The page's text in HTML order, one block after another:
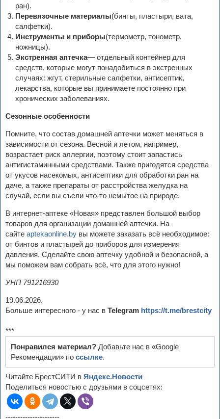
ран).
Перевязочные материалы(бинты, пластыри, вата,
салфетки).
Инструменты и приборы(термометр, тонометр,
ножницы).
Экстренная аптечка— отдельный контейнер для
средств, которые могут понадобиться в экстренных
случаях: жгут, стерильные салфетки, антисептик,
лекарства, которые вы принимаете постоянно при
хронических заболеваниях.
Сезонные особенности
Помните, что состав домашней аптечки может меняться в
зависимости от сезона. Весной и летом, например,
возрастает риск аллергии, поэтому стоит запастись
антигистаминными средствами. Также пригодятся средства
от укусов насекомых, антисептики для обработки ран на
даче, а также препараты от расстройства желудка на
случай, если вы съели что-то немытое на природе.
В интернет-аптеке «Новая» представлен большой выбор
товаров для организации домашней аптечки. На
сайте aptekaonline.by вы можете заказать всё необходимое:
от бинтов и пластырей до приборов для измерения
давления. Сделайте свою аптечку удобной и безопасной, а
мы поможем вам собрать всё, что для этого нужно!
УНП 791216930
19.06.2026.
Больше интересного - у нас в Telegram https://t.me/brestcity
***
Понравился материал? Добавьте нас в «Google
Рекомендации» по ссылке.
Читайте БрестСИТИ в Яндекс.Новости
Поделиться новостью с друзьями в соцсетях:
----------------------